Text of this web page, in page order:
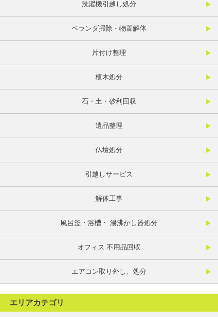
洗濯機引越し処分
ベランダ掃除・物置解体
片付け整理
植木処分
石・土・砂利回収
遺品整理
仏壇処分
引越しサービス
解体工事
風呂釜・浴槽・ 湯沸かし器処分
オフィス 不用品回収
エアコン取り外し、処分
エリアカテゴリ